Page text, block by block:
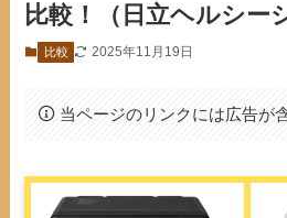
比較！（日立ヘルシー
比較 2025年11月19日
当ページのリンクには広告が